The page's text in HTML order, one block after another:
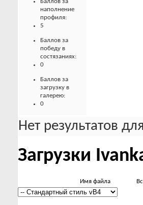
наполнение
профиля:
5
Баллов за
победу в
состязаниях:
0
Баллов за
загрузку в
галерею:
0
Нет результатов
Загрузки
Имя файла